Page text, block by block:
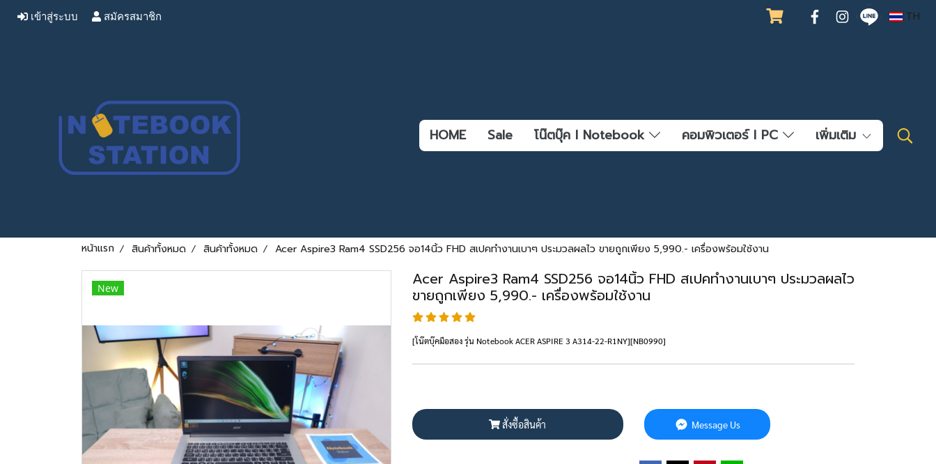
เข้าสู่ระบบ สมัครสมาชิก TH
HOME Sale โน๊ตบุ๊ค l Notebook คอมพิวเตอร์ l PC เพิ่มเติม
หน้าแรก สินค้าทั้งหมด สินค้าทั้งหมด Acer Aspire3 Ram4 SSD256 จอ14นิ้ว FHD สเปคทำงานเบาๆ ประมวลผลไว ขายถูกเพียง 5,990.- เครื่องพร้อมใช้งาน
New
Acer Aspire3 Ram4 SSD256 จอ14นิ้ว FHD สเปคทำงานเบาๆ ประมวลผลไว
ขายถูกเพียง 5,990.- เครื่องพร้อมใช้งาน
[โน๊ตบุ๊คมือสอง รุ่น Notebook ACER ASPIRE 3 A314-22-R1NY][NB0990]
สั่งซื้อสินค้า Message Us